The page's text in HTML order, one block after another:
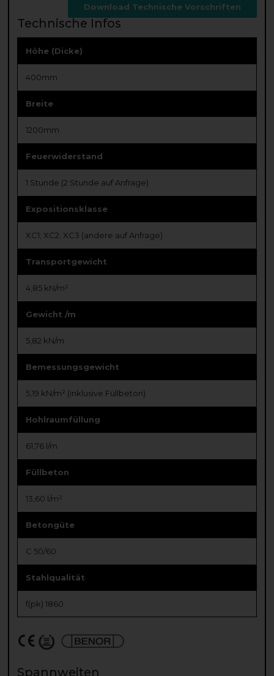
Download Technische Vorschriften
Technische Infos
Höhe (Dicke)
400mm
Breite
1200mm
Feuerwiderstand
1 Stunde (2 Stunde auf Anfrage)
Expositionsklasse
XC1; XC2; XC3 (andere auf Anfrage)
Transportgewicht
4,85 kN/m²
Gewicht /m
5,82 kN/m
Bemessungsgewicht
5,19 kN/m² (inklusive Füllbeton)
Hohlraumfüllung
61,76 l/m
Füllbeton
13,60 l/m²
Betongüte
C 50/60
Stahlqualität
f(pk) 1860
Spannweiten